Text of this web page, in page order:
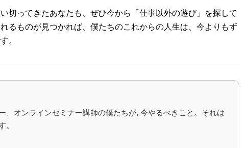
切ってきたあなたも、ぜひ今から「仕事以外の遊び」を探して
るものが見つかれば、僕たちのこれからの人生は、今よりもず
。
、オンラインセミナー講師の僕たちが, 今やるべきこと。それは
。